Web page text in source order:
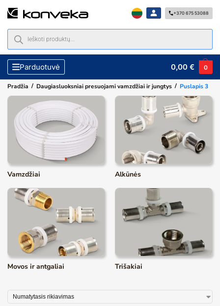
+370 675 53088
Parduotuvė 0,00€ 0
Pradžia / Daugiasluoksniai presuojami vamzdžiai ir jungtys / Puslapis 3
Vamzdžiai Alkūnės
Movos ir antgaliai Trišakiai